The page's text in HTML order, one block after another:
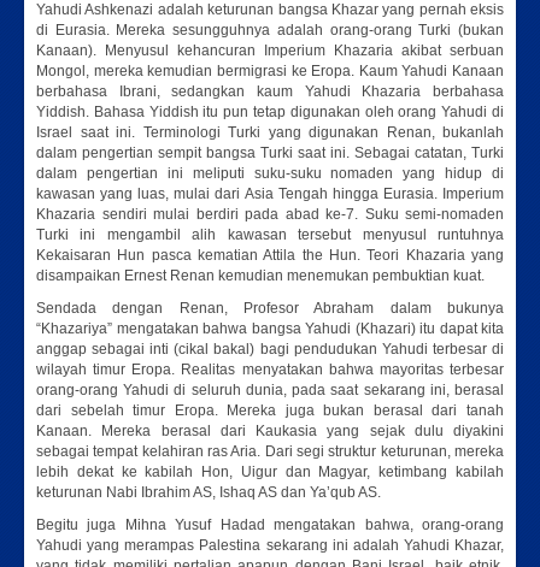
Yahudi Ashkenazi adalah keturunan bangsa Khazar yang pernah eksis
di Eurasia. Mereka sesungguhnya adalah orang-orang Turki (bukan
Kanaan). Menyusul kehancuran Imperium Khazaria akibat serbuan
Mongol, mereka kemudian bermigrasi ke Eropa. Kaum Yahudi Kanaan
berbahasa Ibrani, sedangkan kaum Yahudi Khazaria berbahasa
Yiddish. Bahasa Yiddish itu pun tetap digunakan oleh orang Yahudi di
Israel saat ini. Terminologi Turki yang digunakan Renan, bukanlah
dalam pengertian sempit bangsa Turki saat ini. Sebagai catatan, Turki
dalam pengertian ini meliputi suku-suku nomaden yang hidup di
kawasan yang luas, mulai dari Asia Tengah hingga Eurasia. Imperium
Khazaria sendiri mulai berdiri pada abad ke-7. Suku semi-nomaden
Turki ini mengambil alih kawasan tersebut menyusul runtuhnya
Kekaisaran Hun pasca kematian Attila the Hun. Teori Khazaria yang
disampaikan Ernest Renan kemudian menemukan pembuktian kuat.
Sendada dengan Renan, Profesor Abraham dalam bukunya
“Khazariya” mengatakan bahwa bangsa Yahudi (Khazari) itu dapat kita
anggap sebagai inti (cikal bakal) bagi pendudukan Yahudi terbesar di
wilayah timur Eropa. Realitas menyatakan bahwa mayoritas terbesar
orang-orang Yahudi di seluruh dunia, pada saat sekarang ini, berasal
dari sebelah timur Eropa. Mereka juga bukan berasal dari tanah
Kanaan. Mereka berasal dari Kaukasia yang sejak dulu diyakini
sebagai tempat kelahiran ras Aria. Dari segi struktur keturunan, mereka
lebih dekat ke kabilah Hon, Uigur dan Magyar, ketimbang kabilah
keturunan Nabi Ibrahim AS, Ishaq AS dan Ya’qub AS.
Begitu juga Mihna Yusuf Hadad mengatakan bahwa, orang-orang
Yahudi yang merampas Palestina sekarang ini adalah Yahudi Khazar,